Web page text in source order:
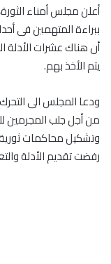
أعلن مجلس أمناء
ببراءة المتهمين فى
أن هناك عشرات الأدلة
يتم الأخذ بهم.
ودعا المجلس الى
من أجل جلب المجرمين
وتشكيل محاكمات
رفضت تقديم الأدلة